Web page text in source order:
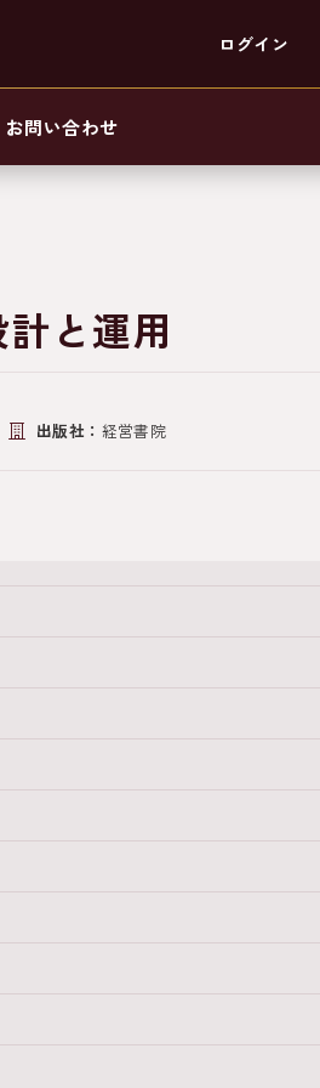
ログイン
お問い合わせ
と運用
出版社： 経営書院